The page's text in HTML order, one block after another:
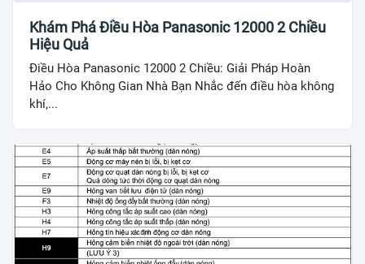
Khám Phá Điều Hòa Panasonic 12000 2 Chiều
Hiệu Quả
Điều Hòa Panasonic 12000 2 Chiều: Giải Pháp Hoàn
Hảo Cho Không Gian Nhà Bạn Nhắc đến điều hòa không
khí,...